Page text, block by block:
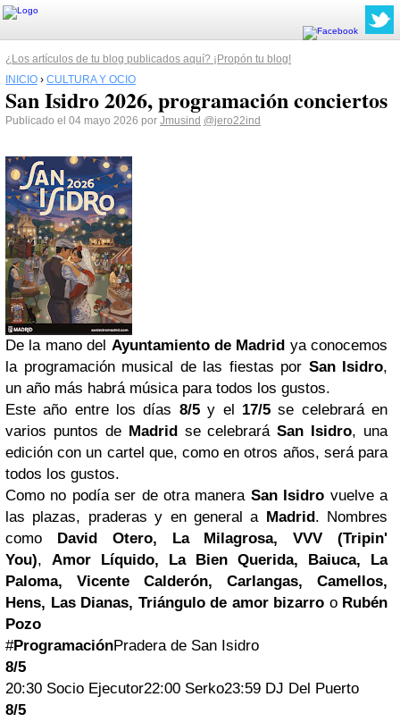
¿Los artículos de tu blog publicados aquí? ¡Propón tu blog!
INICIO › CULTURA Y OCIO
San Isidro 2026, programación conciertos
Publicado el 04 mayo 2026 por Jmusind @jero22ind
De la mano del Ayuntamiento de Madrid ya conocemos
la programación musical de las fiestas por San Isidro,
un año más habrá música para todos los gustos.
Este año entre los días 8/5y el 17/5se celebrará en
varios puntos de Madrid se celebraráSan Isidro, una
edición con un cartel que, como en otros años, será para
todos los gustos.
Como no podía ser de otra manera San Isidro vuelve a
las plazas, praderas y en general a Madrid. Nombres
como David Otero, La Milagrosa, VVV (Tripin'
You), Amor Líquido, La Bien Querida, Baiuca, La
Paloma, Vicente Calderón, Carlangas, Camellos,
Hens, Las Dianas, Triángulo de amor bizarro oRubén
Pozo
#ProgramaciónPradera de San Isidro
8/5
20:30 Socio Ejecutor22:00 Serko23:59 DJ Del Puerto
8/5